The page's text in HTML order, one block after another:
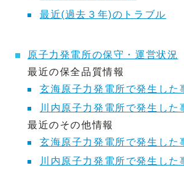
最近(過去３年)のトラブル
原子力発電所の保守・運営状況
最近の保全品質情報
玄海原子力発電所で発生した
川内原子力発電所で発生した
最近のその他情報
玄海原子力発電所で発生した
川内原子力発電所で発生した